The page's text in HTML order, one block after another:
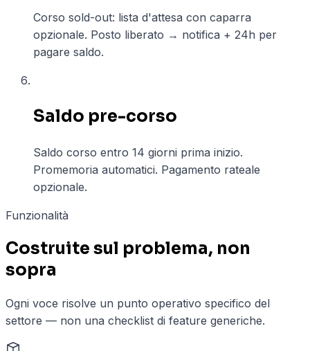
Corso sold-out: lista d'attesa con caparra
opzionale. Posto liberato → notifica + 24h per
pagare saldo.
Saldo pre-corso
Saldo corso entro 14 giorni prima inizio.
Promemoria automatici. Pagamento rateale
opzionale.
Funzionalità
Costruite sul problema, non
sopra
Ogni voce risolve un punto operativo specifico del
settore — non una checklist di feature generiche.